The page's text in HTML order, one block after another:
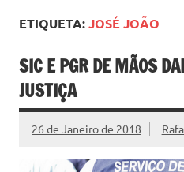
ETIQUETA:JOSÉ JOÃO
SIC E PGR DE MÃOS
JUSTIÇA
26 de Janeiro de 2018